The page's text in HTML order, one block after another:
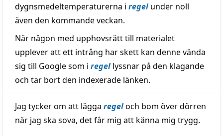
dygnsmedeltemperaturerna i regelunder noll
även den kommande veckan.
När någon med upphovsrätt till materialet
upplever att ett intrång har skett kan denne vända
sig till Google som i regellyssnar på den klagande
och tar bort den indexerade länken.
Jag tycker om att lägga regeloch bom över dörren
när jag ska sova, det får mig att känna mig trygg.